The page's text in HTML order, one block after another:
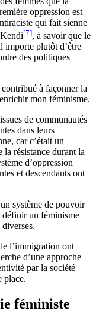
oppression est
qui fait sienne
[7], à savoir que le
importe plutôt d’être
des politiques
à façonner la
mon féminisme.
de communautés
dans leurs
car c’était un
la résistance durant la
d’oppression
et descendants ont
système de pouvoir
définir un féminisme
l’immigration ont
d’une approche
par la société
place.
féministe